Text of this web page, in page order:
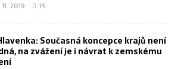
11. 2019 15
Současná koncepce krajů není
na zvážení je i návrat k zemskému